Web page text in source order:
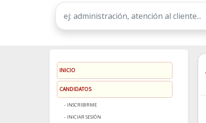
INICIO
CANDIDATOS
INSCRIBIRME
INICIAR SESIÓN